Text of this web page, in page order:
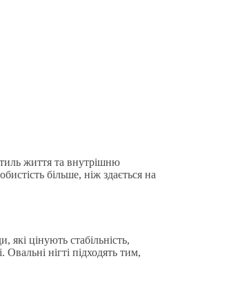
життя та внутрішню
більше, ніж здається на
які цінують стабільність,
нігті підходять тим,